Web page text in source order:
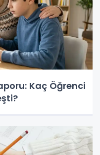
Kaç Öğrenci